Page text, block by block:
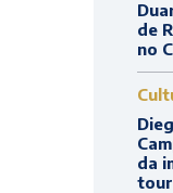
de
no
da